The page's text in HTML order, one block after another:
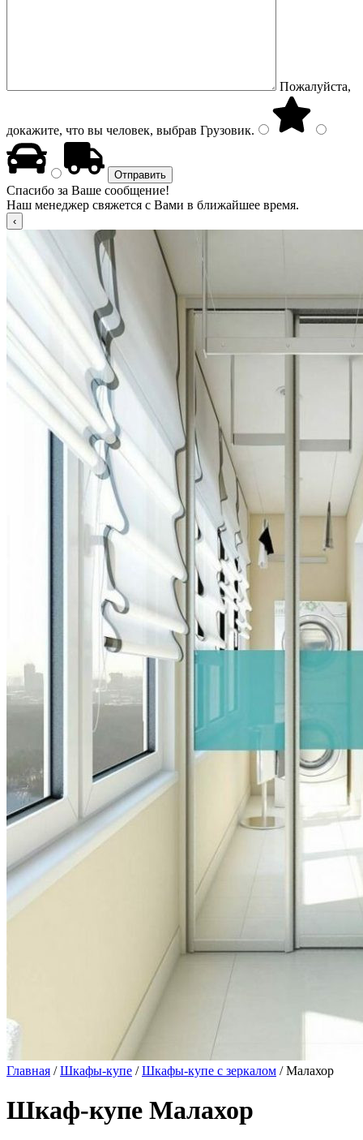
Пожалуйста,
докажите, что вы человек, выбрав Грузовик.
Спасибо за Ваше сообщение!
Наш менеджер свяжется с Вами в ближайшее время.
Главная /Шкафы-купе /Шкафы-купе с зеркалом / Малахор
Шкаф-купе Малахор